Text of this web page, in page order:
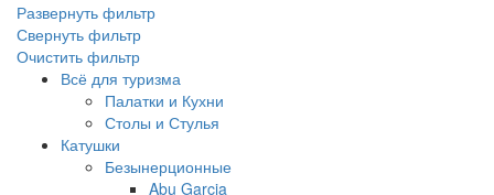
Развернуть фильтр
Свернуть фильтр
Очистить фильтр
Всё для туризма
Палатки и Кухни
Столы и Стулья
Катушки
Безынерционные
Abu Garcia